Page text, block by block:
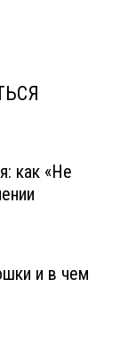
как «Не
и в чем